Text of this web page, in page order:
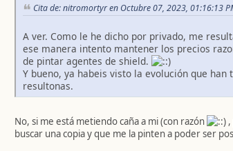
Cita de: nitromortyr en Octubre 07, 2023, 01:16:13
A ver. Como le he dicho por privado, me
ese manera intento mantener los precios
de pintar agentes de shield.
Y bueno, ya habeis visto la evolución que
resultonas.
No, si me está metiendo caña a mi (con razón
buscar una copia y que me la pinten a poder ser